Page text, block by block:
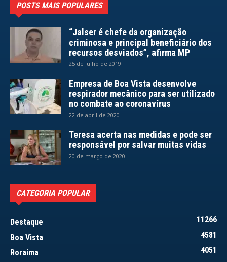
POSTS MAIS POPULARES
“Jalser é chefe da organização
criminosa e principal beneficiário dos
recursos desviados”, afirma MP
25 de julho de 2019
Empresa de Boa Vista desenvolve
respirador mecânico para ser utilizado
no combate ao coronavírus
22 de abril de 2020
Teresa acerta nas medidas e pode ser
responsável por salvar muitas vidas
20 de março de 2020
CATEGORIA POPULAR
Destaque
11266
Boa Vista
4581
Roraima
4051